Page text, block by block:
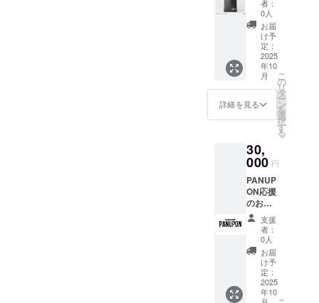
なりま
す。)
・オリ
ジナル
マグ
カップ
325ml
：直径
8.1cm ×
高さ
9.7cm
・オリ
タオル
サイ
ズ :
40.64c
m x
71.12c
m ・オ
リジナ
ルトー
トバッ
グ サ
イズ:
40.64c
m x
者：
0人
お届
け予
定：
2025
年10
月
詳細を見る
こ
の
リ
タ
ー
ン
を
選
択
す
る
30,
000 円
PANUP
ON応援
のお気
持ち
¥30,000
・お礼
のメッ
セージ
(2,000
円、
5,000
支援
者：
0人
お届
け予
定：
2025
年10